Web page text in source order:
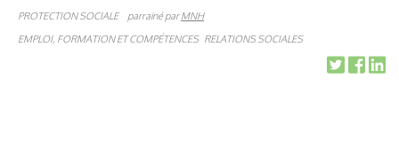
PROTECTION SOCIALE
parrainé parMNH
EMPLOI, FORMATION ET COMPÉTENCES RELATIONS SOCIALES